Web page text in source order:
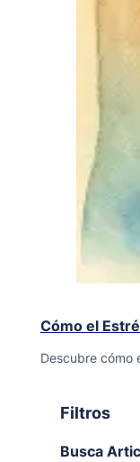
Cómo el
Descubre cómo
Filtros
Busca